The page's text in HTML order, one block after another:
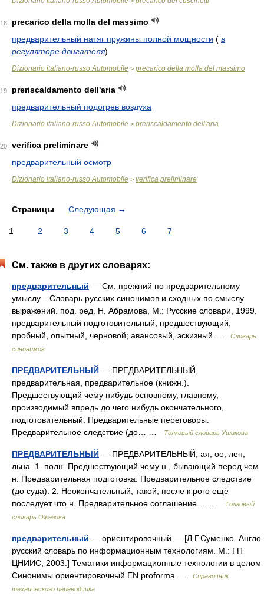
18
precarico della molla del massimo
предварительный натяг пружины полной мощности ( в
регуляторе двигателя)
Dizionario italiano-russo Automobile > precarico della molla del massimo
19
preriscaldamento dell'aria
предварительный подогрев воздуха
Dizionario italiano-russo Automobile > preriscaldamento dell'aria
20
verifica preliminare
предварительный осмотр
Dizionario italiano-russo Automobile > verifica preliminare
Страницы Следующая →
1 2 3 4 5 6 7
См. также в других словарях:
предварительный — См. прежний по предварительному
умыслу... Словарь русских синонимов и сходных по смыслу
выражений. под. ред. Н. Абрамова, М.: Русские словари, 1999.
предварительный подготовительный, предшествующий,
пробный, опытный, черновой; авансовый, эскизный …
Словарь
синонимов
ПРЕДВАРИТЕЛЬНЫЙ — ПРЕДВАРИТЕЛЬНЫЙ,
предварительная, предварительное (книжн.).
Предшествующий чему нибудь основному, главному,
производимый впредь до чего нибудь окончательного,
подготовительный. Предварительные переговоры.
Предварительное следствие (до… …
Толковый словарь Ушакова
ПРЕДВАРИТЕЛЬНЫЙ — ПРЕДВАРИТЕЛЬНЫЙ, ая, ое; лен,
льна. 1. полн. Предшествующий чему н., бывающий перед чем
н. Предварительная подготовка. Предварительное следствие
(до суда). 2. Неокончательный, такой, после к рого ещё
последует что н. Предварительное соглашение.… …
Толковый
словарь Ожегова
предварительный — ориентировочный — [Л.Г.Суменко. Англо
русский словарь по информационным технологиям. М.: ГП
ЦНИИС, 2003.] Тематики информационные технологии в целом
Синонимы ориентировочный EN proforma …
Справочник
технического переводчика